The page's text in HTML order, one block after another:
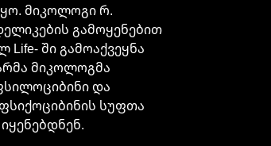
მიკოლოგი რ.
გამოყენებით
ში გამოაქვეყნა
მიკოლოგმა
და
სუფთა